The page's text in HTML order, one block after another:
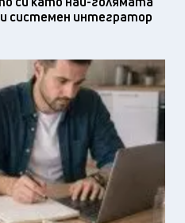
системен интегратор